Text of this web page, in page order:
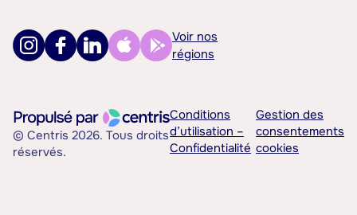
Voir nos
régions
© Centris 2026. Tous droits
réservés.
Conditions
d’utilisation –
Confidentialité
Gestion des
consentements
cookies